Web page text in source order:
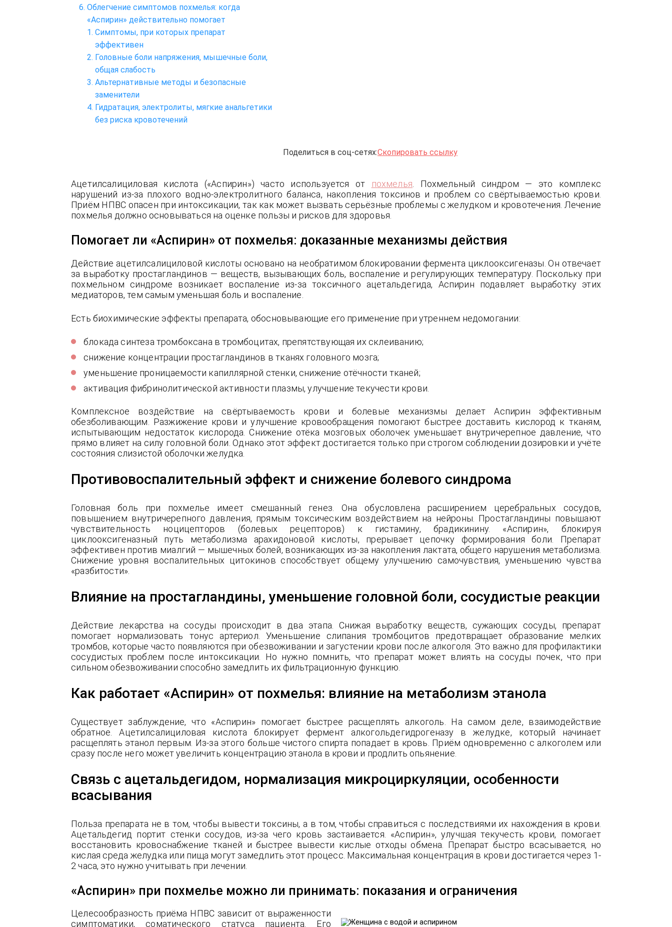
Облегчение симптомов похмелья: когда
«Аспирин» действительно помогает
Симптомы, при которых препарат
эффективен
Головные боли напряжения, мышечные боли,
общая слабость
Альтернативные методы и безопасные
заменители
Гидратация, электролиты, мягкие анальгетики
без риска кровотечений
Поделиться в соц-сетях:Скопировать ссылку
Ацетилсалициловая кислота («Аспирин») часто используется от похмелья . Похмельный синдром — это комплекс
нарушений из-за плохого водно-электролитного баланса, накопления токсинов и проблем со свёртываемостью крови.
Приём НПВС опасен при интоксикации, так как может вызвать серьёзные проблемы с желудком и кровотечения. Лечение
похмелья должно основываться на оценке пользы и рисков для здоровья.
Помогает ли «Аспирин» от похмелья: доказанные механизмы действия
Действие ацетилсалициловой кислоты основано на необратимом блокировании фермента циклооксигеназы. Он отвечает
за выработку простагландинов — веществ, вызывающих боль, воспаление и регулирующих температуру. Поскольку при
похмельном синдроме возникает воспаление из-за токсичного ацетальдегида, Аспирин подавляет выработку этих
медиаторов, тем самым уменьшая боль и воспаление.
Есть биохимические эффекты препарата, обосновывающие его применение при утреннем недомогании:
блокада синтеза тромбоксана в тромбоцитах, препятствующая их склеиванию;
снижение концентрации простагландинов в тканях головного мозга;
уменьшение проницаемости капиллярной стенки, снижение отёчности тканей;
активация фибринолитической активности плазмы, улучшение текучести крови.
Комплексное воздействие на свёртываемость крови и болевые механизмы делает Аспирин эффективным
обезболивающим. Разжижение крови и улучшение кровообращения помогают быстрее доставить кислород к тканям,
испытывающим недостаток кислорода. Снижение отёка мозговых оболочек уменьшает внутричерепное давление, что
прямо влияет на силу головной боли. Однако этот эффект достигается только при строгом соблюдении дозировки и учёте
состояния слизистой оболочки желудка.
Противовоспалительный эффект и снижение болевого синдрома
Головная боль при похмелье имеет смешанный генез. Она обусловлена расширением церебральных сосудов,
повышением внутричерепного давления, прямым токсическим воздействием на нейроны. Простагландины повышают
чувствительность ноцицепторов (болевых рецепторов) к гистамину, брадикинину. «Аспирин», блокируя
циклооксигеназный путь метаболизма арахидоновой кислоты, прерывает цепочку формирования боли. Препарат
эффективен против миалгий — мышечных болей, возникающих из-за накопления лактата, общего нарушения метаболизма.
Снижение уровня воспалительных цитокинов способствует общему улучшению самочувствия, уменьшению чувства
«разбитости».
Влияние на простагландины, уменьшение головной боли, сосудистые реакции
Действие лекарства на сосуды происходит в два этапа. Снижая выработку веществ, сужающих сосуды, препарат
помогает нормализовать тонус артериол. Уменьшение слипания тромбоцитов предотвращает образование мелких
тромбов, которые часто появляются при обезвоживании и загустении крови после алкоголя. Это важно для профилактики
сосудистых проблем после интоксикации. Но нужно помнить, что препарат может влиять на сосуды почек, что при
сильном обезвоживании способно замедлить их фильтрационную функцию.
Как работает «Аспирин» от похмелья: влияние на метаболизм этанола
Существует заблуждение, что «Аспирин» помогает быстрее расщеплять алкоголь. На самом деле, взаимодействие
обратное. Ацетилсалициловая кислота блокирует фермент алкогольдегидрогеназу в желудке, который начинает
расщеплять этанол первым. Из-за этого больше чистого спирта попадает в кровь. Приём одновременно с алкоголем или
сразу после него может увеличить концентрацию этанола в крови и продлить опьянение.
Связь с ацетальдегидом, нормализация микроциркуляции, особенности
всасывания
Польза препарата не в том, чтобы вывести токсины, а в том, чтобы справиться с последствиями их нахождения в крови.
Ацетальдегид портит стенки сосудов, из-за чего кровь застаивается. «Аспирин», улучшая текучесть крови, помогает
восстановить кровоснабжение тканей и быстрее вывести кислые отходы обмена. Препарат быстро всасывается, но
кислая среда желудка или пища могут замедлить этот процесс. Максимальная концентрация в крови достигается через 1-
2 часа, это нужно учитывать при лечении.
«Аспирин» при похмелье можно ли принимать: показания и ограничения
Целесообразность приёма НПВС зависит от выраженности
симптоматики, соматического статуса пациента. Его